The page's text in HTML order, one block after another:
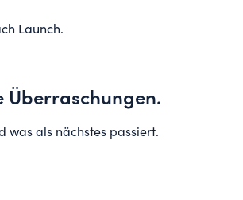
Launch.
Überraschungen.
was als nächstes passiert.